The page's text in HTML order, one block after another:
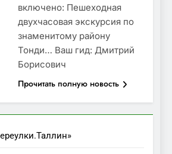
включено: Пешеходная
двухчасовая экскурсия по
знаменитому району
Тонди… Ваш гид: Дмитрий
Борисович
Прочитать полную новость